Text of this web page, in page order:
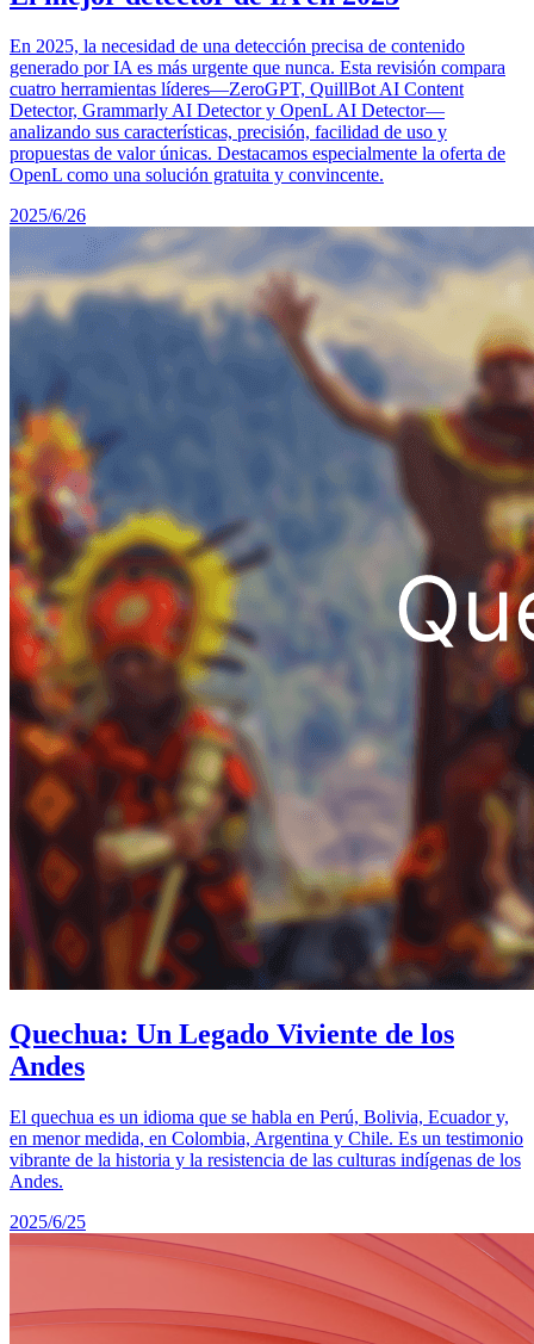
En 2025, la necesidad de una detección precisa de contenido
generado por IA es más urgente que nunca. Esta revisión compara
cuatro herramientas líderes—ZeroGPT, QuillBot AI Content
Detector, Grammarly AI Detector y OpenL AI Detector—
analizando sus características, precisión, facilidad de uso y
propuestas de valor únicas. Destacamos especialmente la oferta de
OpenL como una solución gratuita y convincente.
2025/6/26
Quechua: Un Legado Viviente de los
Andes
El quechua es un idioma que se habla en Perú, Bolivia, Ecuador y,
en menor medida, en Colombia, Argentina y Chile. Es un testimonio
vibrante de la historia y la resistencia de las culturas indígenas de los
Andes.
2025/6/25